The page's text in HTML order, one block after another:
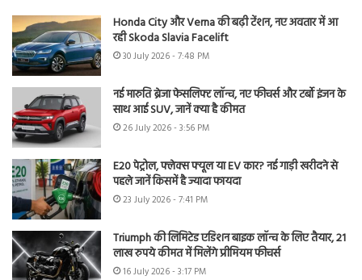
Honda City और Verna की बढ़ी टेंशन, नए अवतार में आ
रही Skoda Slavia Facelift
30 July 2026 - 7:48 PM
नई मारुति ब्रेजा फेसलिफ्ट लॉन्च, नए फीचर्स और टर्बो इंजन के
साथ आई SUV, जानें क्या है कीमत
26 July 2026 - 3:56 PM
E20 पेट्रोल, फ्लेक्स फ्यूल या EV कार? नई गाड़ी खरीदने से
पहले जानें किसमें है ज्यादा फायदा
23 July 2026 - 7:41 PM
Triumph की लिमिटेड एडिशन बाइक लॉन्च के लिए तैयार, 21
लाख रुपये कीमत में मिलेंगे प्रीमियम फीचर्स
16 July 2026 - 3:17 PM